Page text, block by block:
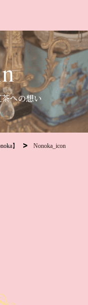
への想い
】 Nonoka_icon